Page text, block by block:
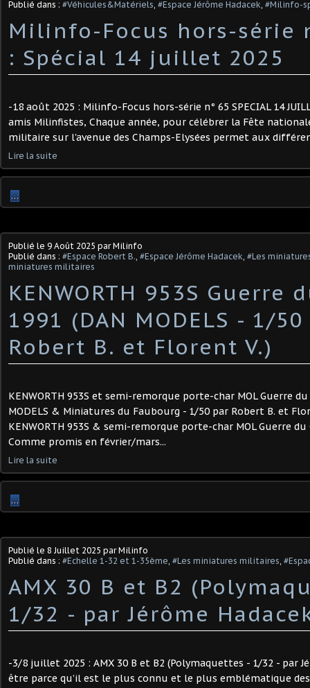
Publié dans : #Véhicules&Matériels, #Espace Jérôme Hadacek, #Milinfo-
Milinfo-Focus hors-série
: Spécial 14 juillet 2025
-18 août 2025 : Milinfo-Focus hors-série n° 65 SPECIAL 14
amis Milinfistes, Chaque année, pour célébrer la Fête
militaire sur l'avenue des Champs-Elysées permet aux
Lire la suite
…
Publié le 9 Août 2025 par Milinfo
Publié dans : #Espace Robert B., #Espace Jérôme Hadacek, #Les
miniatures militaires
KENWORTH 953S Guerre
1991 (DAN MODELS - 1/
Robert B. et Florent V.)
KENWORTH 953S et semi-remorque porte-char MOL Guerre
MODELS & Miniatures du Faubourg - 1/50 par Robert B. et
KENWORTH 953S & semi-remorque porte-char MOL Guerre
Comme promis en février/mars...
Lire la suite
…
Publié le 8 Juillet 2025 par Milinfo
Publié dans : #Echelle 1-32 et 1-35ème, #Les miniatures militaires,
AMX 30 B et B2
1/32 - par Jérôme
-3/8 juillet 2025 : AMX 30 B et B2 (Polymaquettes - 1/32 - par
être parce qu’il est le plus connu et le plus emblématique